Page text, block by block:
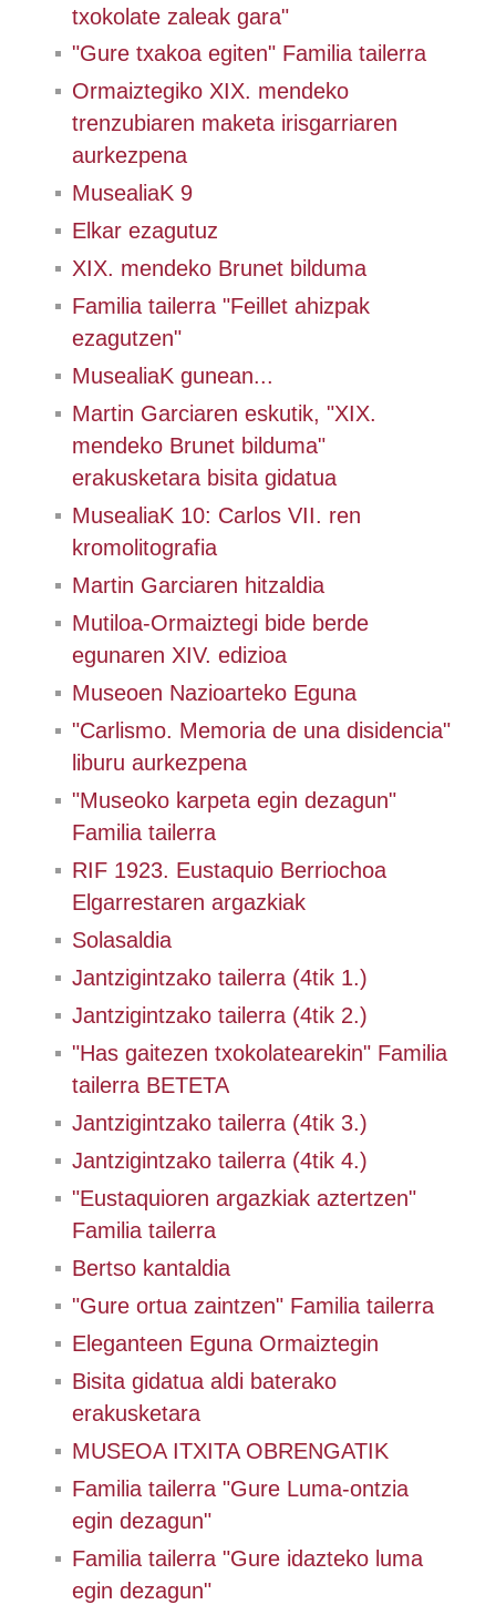
txokolate zaleak gara"
"Gure txakoa egiten" Familia tailerra
Ormaiztegiko XIX. mendeko
trenzubiaren maketa irisgarriaren
aurkezpena
MusealiaK 9
Elkar ezagutuz
XIX. mendeko Brunet bilduma
Familia tailerra "Feillet ahizpak
ezagutzen"
MusealiaK gunean...
Martin Garciaren eskutik, "XIX.
mendeko Brunet bilduma"
erakusketara bisita gidatua
MusealiaK 10: Carlos VII. ren
kromolitografia
Martin Garciaren hitzaldia
Mutiloa-Ormaiztegi bide berde
egunaren XIV. edizioa
Museoen Nazioarteko Eguna
"Carlismo. Memoria de una disidencia"
liburu aurkezpena
"Museoko karpeta egin dezagun"
Familia tailerra
RIF 1923. Eustaquio Berriochoa
Elgarrestaren argazkiak
Solasaldia
Jantzigintzako tailerra (4tik 1.)
Jantzigintzako tailerra (4tik 2.)
"Has gaitezen txokolatearekin" Familia
tailerra BETETA
Jantzigintzako tailerra (4tik 3.)
Jantzigintzako tailerra (4tik 4.)
"Eustaquioren argazkiak aztertzen"
Familia tailerra
Bertso kantaldia
"Gure ortua zaintzen" Familia tailerra
Eleganteen Eguna Ormaiztegin
Bisita gidatua aldi baterako
erakusketara
MUSEOA ITXITA OBRENGATIK
Familia tailerra "Gure Luma-ontzia
egin dezagun"
Familia tailerra "Gure idazteko luma
egin dezagun"